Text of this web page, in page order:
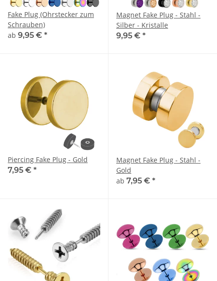
Fake Plug (Ohrstecker zum
Schrauben)
ab 9,95 € *
Magnet Fake Plug - Stahl -
Silber - Kristalle
9,95 € *
Piercing Fake Plug - Gold
7,95 € *
Magnet Fake Plug - Stahl -
Gold
ab 7,95 € *